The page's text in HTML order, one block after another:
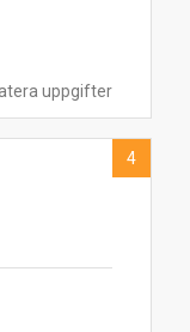
uppgifter
4